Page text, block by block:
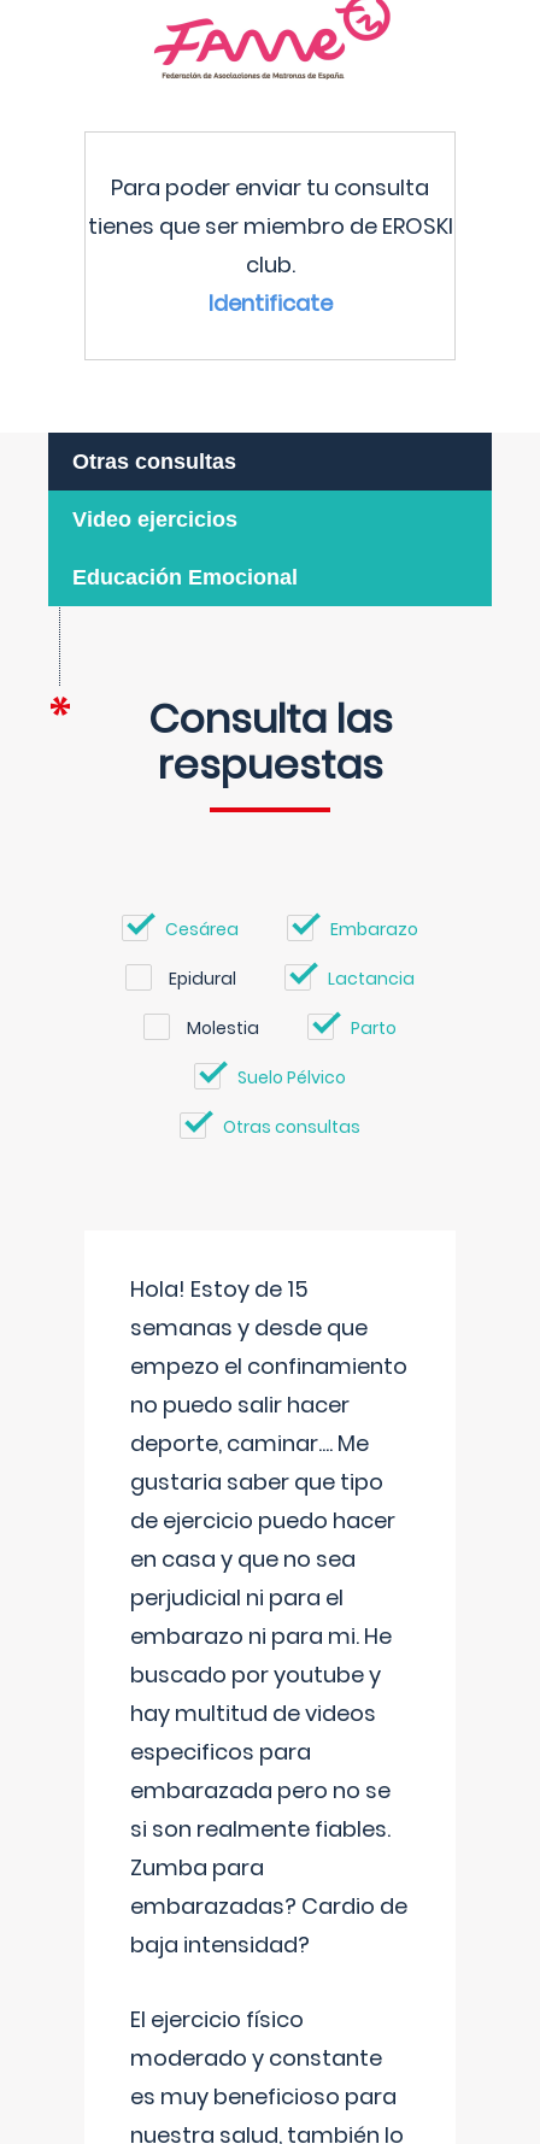
Para poder enviar tu consulta
tienes que ser miembro de EROSKI
club.
Identificate
Otras consultas
Video ejercicios
Educación Emocional
Consulta las
respuestas
Cesárea Embarazo
Epidural Lactancia
Molestia Parto
Suelo Pélvico
Otras consultas
Hola! Estoy de 15
semanas y desde que
empezo el confinamiento
no puedo salir hacer
deporte, caminar.... Me
gustaria saber que tipo
de ejercicio puedo hacer
en casa y que no sea
perjudicial ni para el
embarazo ni para mi. He
buscado por youtube y
hay multitud de videos
especificos para
embarazada pero no se
si son realmente fiables.
Zumba para
embarazadas? Cardio de
baja intensidad?
El ejercicio físico
moderado y constante
es muy beneficioso para
nuestra salud, también lo